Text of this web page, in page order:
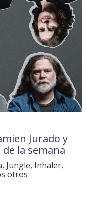
Jurado y
la semana
Jungle, Inhaler,
otros